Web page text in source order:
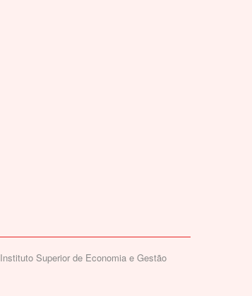
Instituto Superior de Economia e Gestão